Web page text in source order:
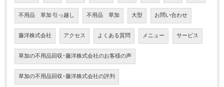
不用品 草加 引っ越し 不用品 草加 大型 お問い合わせ
藤洋株式会社 アクセス よくある質問 メニュー サービス
草加の不用品回収･藤洋株式会社のお客様の声
草加の不用品回収･藤洋株式会社の評判